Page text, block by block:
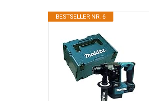
BESTSELLER NR. 6